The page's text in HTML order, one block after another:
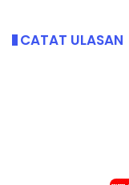
CATAT ULASAN